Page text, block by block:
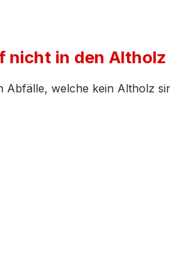
nicht in den
Abfälle, welche kein Altholz